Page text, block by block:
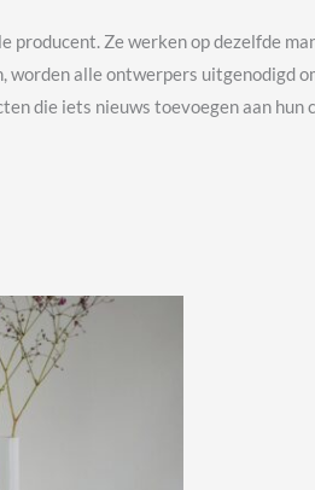
producent. Ze werken op dezelfde
alle ontwerpers uitgenodigd
die iets nieuws toevoegen aan hun